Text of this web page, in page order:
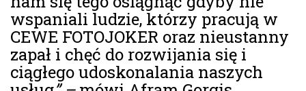
wspaniali ludzie, którzy pracują w
CEWE FOTOJOKER oraz nieustanny
zapał i chęć do rozwijania się i
ciągłego udoskonalania naszych